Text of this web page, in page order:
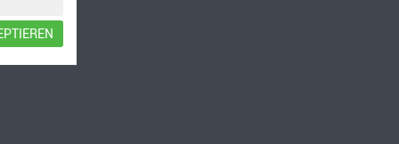
Diana